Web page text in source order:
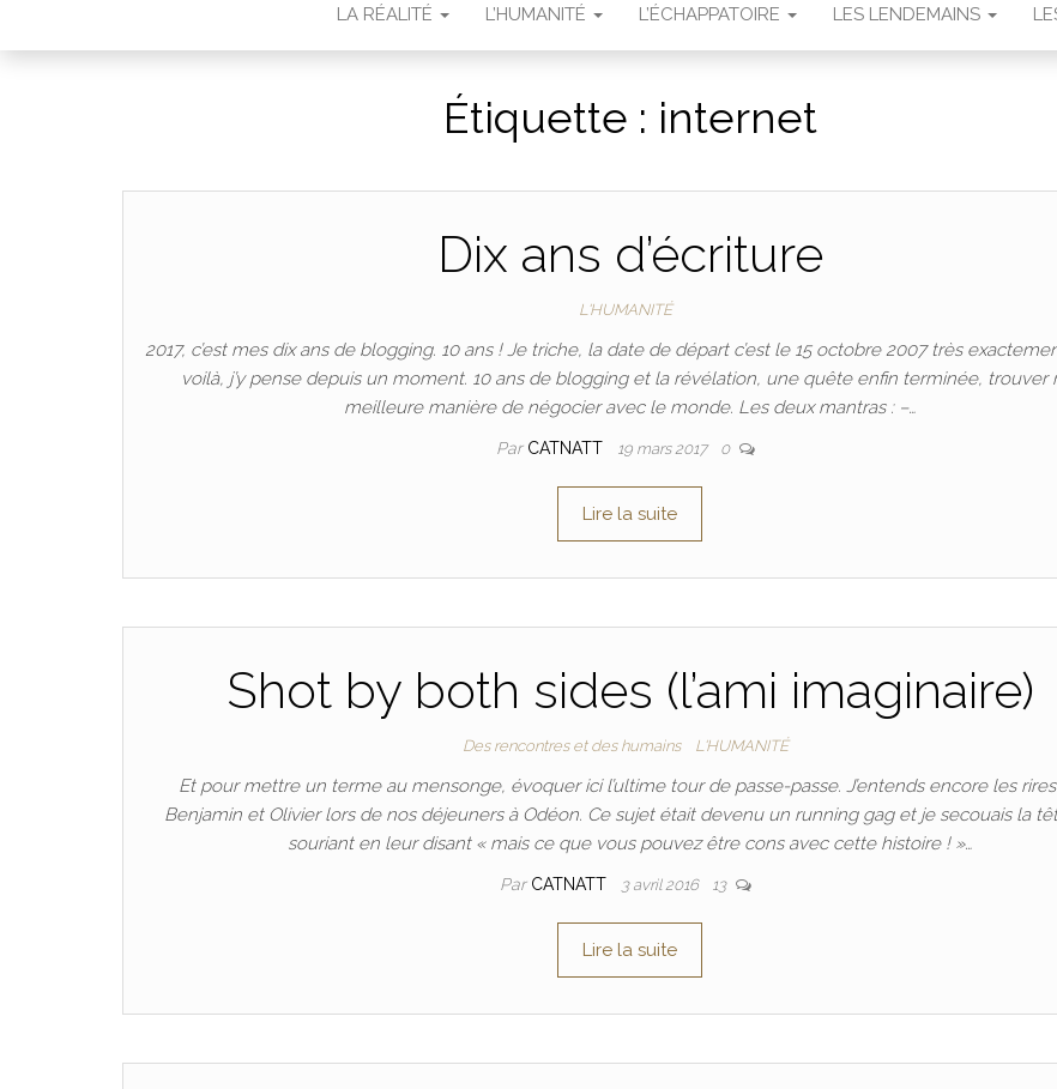
LA RÉALITÉ L’HUMANITÉ L’ÉCHAPPATOIRE LES LENDEMAINS
Étiquette : internet
Dix ans d’écriture
L'HUMANITÉ
2017, c’est mes dix ans de blogging. 10 ans ! Je triche, la date de départ c’est le 15 octobre 2007 très
voilà, j’y pense depuis un moment. 10 ans de blogging et la révélation, une quête enfin terminée, trouver
meilleure manière de négocier avec le monde. Les deux mantras : –…
Par CATNATT 19 mars 2017 0
Lire la suite
Shot by both sides (l’ami imaginaire)
Des rencontres et des humains L'HUMANITÉ
Et pour mettre un terme au mensonge, évoquer ici l’ultime tour de passe-passe. J’entends encore les
Benjamin et Olivier lors de nos déjeuners à Odéon. Ce sujet était devenu un running gag et je secouais la
souriant en leur disant « mais ce que vous pouvez être cons avec cette histoire ! »…
Par CATNATT 3 avril 2016 13
Lire la suite